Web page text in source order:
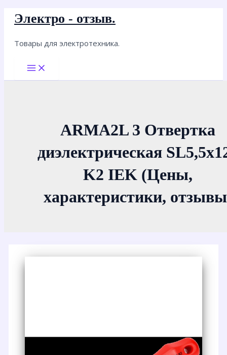
Перейти
содержимому
Электро - отзыв.
Товары для электротехника.
Main
Menu
ARMA2L 3 Отвертка
диэлектрическая
K2 IEK (Цены,
характеристики,